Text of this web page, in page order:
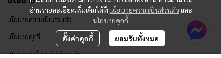
อ่านรายละเอียดเพิ่มเติมได้ที่ นโยบายความเป็นส่วนตัว และ
นโยบายคุกกี้
ตั้งค่าคุกกี้ ยอมรับทั้งหมด
นโยบายความเป็นส่วนตัว
นโยบายคุกกี้
นโยบายเปลี่ยนหรือคืนสินค้า